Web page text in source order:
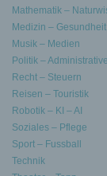
Mathematik –
Medizin – Gesundheit
Musik – Medien
Politik –
Recht – Steuern
Reisen – Touristik
Robotik – KI – AI
Soziales – Pflege
Sport – Fussball
Technik